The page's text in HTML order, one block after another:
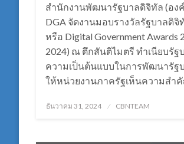
สำนักงานพัฒนารัฐบาลดิจิทัล (อง
DGA จัดงานมอบรางวัลรัฐบาลดิจิ
หรือ Digital Government Awards
2024) ณ ตึกสันติไมตรี ทำเนียบรัฐ
ความเป็นต้นแบบในการพัฒนารัฐ
ให้หน่วยงานภาครัฐเห็นความสำ
Posted
ธันวาคม 31, 2024 CBNTEAM